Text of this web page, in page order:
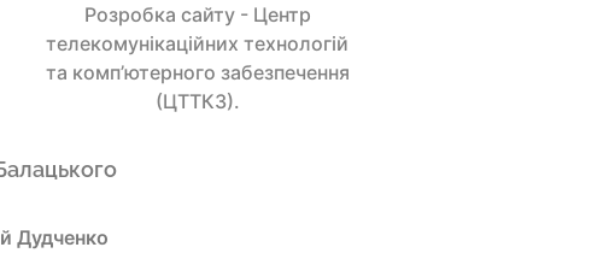
Розробка сайту - Центр
телекомунікаційних технологій
та комп’ютерного забезпечення
(ЦТТКЗ).
Дудченко